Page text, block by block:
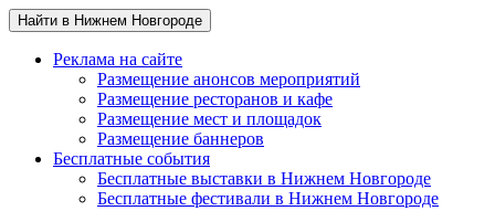
Найти в Нижнем Новгороде
Реклама на сайте
Размещение анонсов мероприятий
Размещение ресторанов и кафе
Размещение мест и площадок
Размещение баннеров
Бесплатные события
Бесплатные выставки в Нижнем Новгороде
Бесплатные фестивали в Нижнем Новгороде